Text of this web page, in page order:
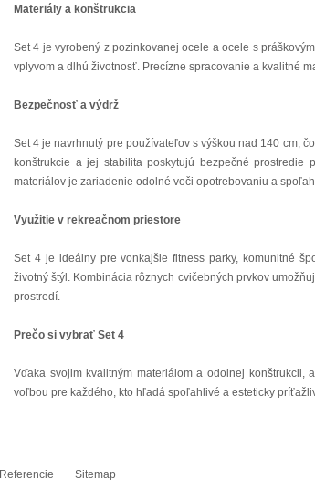
Materiály a konštrukcia
Set 4 je vyrobený z pozinkovanej ocele a ocele s
vplyvom a dlhú životnosť. Precízne spracovanie a kvalitné
Bezpečnosť a výdrž
Set 4 je navrhnutý pre používateľov s výškou nad 140 cm,
konštrukcie a jej stabilita poskytujú bezpečné prostredie
materiálov je zariadenie odolné voči opotrebovaniu a
Využitie v rekreačnom priestore
Set 4 je ideálny pre vonkajšie fitness parky, komunitné
životný štýl. Kombinácia rôznych cvičebných prvkov
prostredí.
Prečo si vybrať Set 4
Vďaka svojim kvalitným materiálom a odolnej
voľbou pre každého, kto hľadá spoľahlivé a esteticky
Referencie Sitemap